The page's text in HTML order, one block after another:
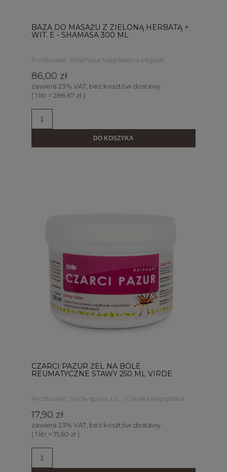
BAZA DO MASAŻU Z ZIELONĄ HERBATĄ +
WIT. E - SHAMASA 300 ML
Producent: Shamasa Magdalena Migdał
86,00 zł
zawiera 23% VAT, bez kosztów dostawy
( 1 litr = 286,67 zł )
DO KOSZYKA
CZARCI PAZUR ŻEL NA BÓLE
REUMATYCZNE STAWY 250 ML VIRDE
Producent: Virde spol s. r.o. , Czeska Republika
17,90 zł
zawiera 23% VAT, bez kosztów dostawy
( 1 litr = 71,60 zł )